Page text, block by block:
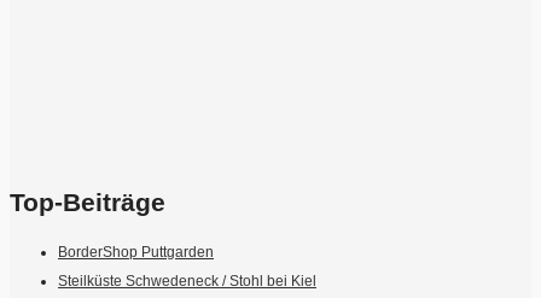
Top-Beiträge
BorderShop Puttgarden
Steilküste Schwedeneck / Stohl bei Kiel